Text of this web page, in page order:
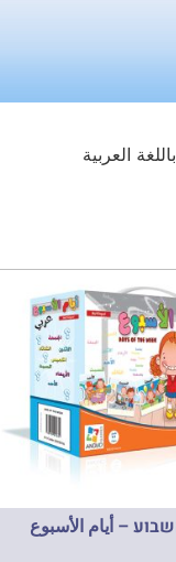
العربية
– أيام الأسبوع